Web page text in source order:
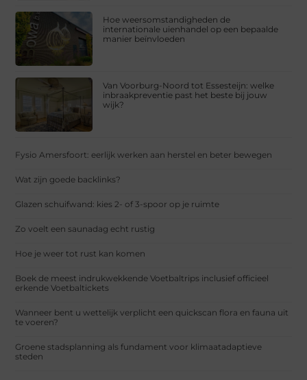
Hoe weersomstandigheden de
internationale uienhandel op een bepaalde
manier beïnvloeden
Van Voorburg-Noord tot Essesteijn: welke
inbraakpreventie past het beste bij jouw
wijk?
Fysio Amersfoort: eerlijk werken aan herstel en beter bewegen
Wat zijn goede backlinks?
Glazen schuifwand: kies 2- of 3-spoor op je ruimte
Zo voelt een saunadag echt rustig
Hoe je weer tot rust kan komen
Boek de meest indrukwekkende Voetbaltrips inclusief officieel
erkende Voetbaltickets
Wanneer bent u wettelijk verplicht een quickscan flora en fauna uit
te voeren?
Groene stadsplanning als fundament voor klimaatadaptieve
steden